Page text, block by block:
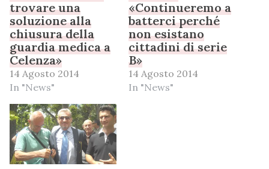
trovare una
soluzione alla
chiusura della
guardia medica a
Celenza»
14 Agosto 2014
In "News"
«Continueremo a
batterci perché
non esistano
cittadini di serie
B»
14 Agosto 2014
In "News"